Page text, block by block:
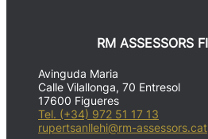
RM ASSESSORS
Avinguda Maria
Calle Vilallonga, 70 Entresol
17600 Figueres
Tel. (+34) 972 51 17 13
rupertsanllehi@rm-assessors.cat